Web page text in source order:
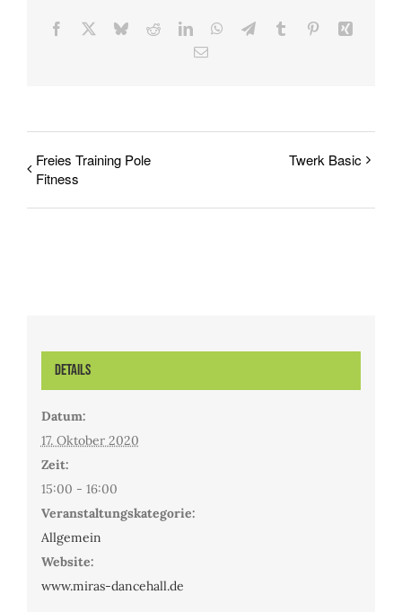
Facebook BlueskyRedditLinkedInWhatsApp
TelegramTumblr Pinterest
E-
Freies Training Pole
Fitness
Twerk Basic
Details
Datum:
17. Oktober 2020
Zeit:
15:00 - 16:00
Veranstaltungskategorie:
Allgemein
Website:
www.miras-dancehall.de